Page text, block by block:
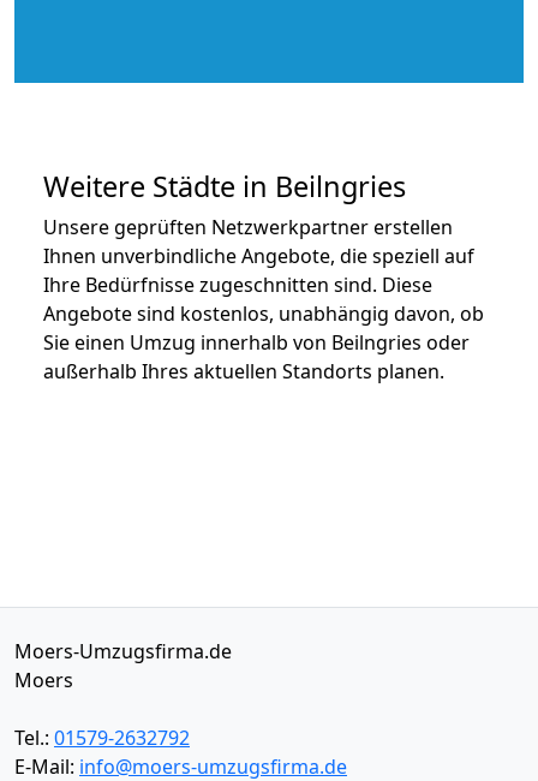
Weitere Städte in Beilngries
Unsere geprüften Netzwerkpartner erstellen
Ihnen unverbindliche Angebote, die speziell auf
Ihre Bedürfnisse zugeschnitten sind. Diese
Angebote sind kostenlos, unabhängig davon, ob
Sie einen Umzug innerhalb von Beilngries oder
außerhalb Ihres aktuellen Standorts planen.
Moers-Umzugsfirma.de
Moers
Tel.: 01579-2632792
E-Mail: info@moers-umzugsfirma.de